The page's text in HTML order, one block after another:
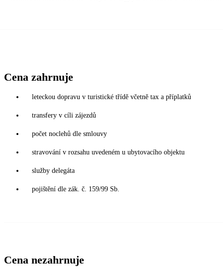
Cena zahrnuje
leteckou dopravu v turistické třídě včetně tax a příplatků
transfery v cíli zájezdů
počet noclehů dle smlouvy
stravování v rozsahu uvedeném u ubytovacího objektu
služby delegáta
pojištění dle zák. č. 159/99 Sb.
Cena nezahrnuje